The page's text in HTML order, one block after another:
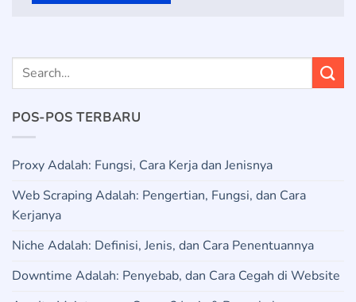
POS-POS TERBARU
Proxy Adalah: Fungsi, Cara Kerja dan Jenisnya
Web Scraping Adalah: Pengertian, Fungsi, dan Cara
Kerjanya
Niche Adalah: Definisi, Jenis, dan Cara Penentuannya
Downtime Adalah: Penyebab, dan Cara Cegah di Website